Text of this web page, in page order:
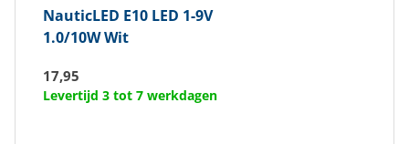
NauticLED E10 LED 1-9V
1.0/10W Wit
17,95
Levertijd 3 tot 7 werkdagen